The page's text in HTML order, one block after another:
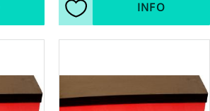
Lägg till i favoriter
INFO